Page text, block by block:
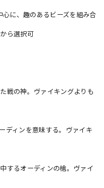
心に、趣のあるビーズを組み合
ら選択可
戦の神。ヴァイキングよりも
ディンを意味する。ヴァイキ
するオーディンの槍。ヴァイ